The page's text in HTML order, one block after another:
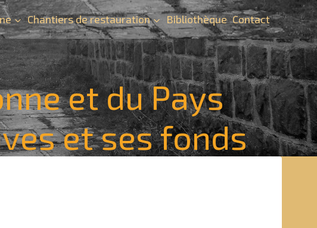
Chantiers de restauration Bibliothèque Contact
et du Pays
et ses fonds